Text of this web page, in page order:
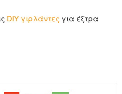
DIY γιρλάντες για έξτρα